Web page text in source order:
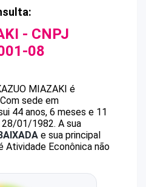
- CNPJ
08
MIAZAKI é
Com sede em
44 anos, 6 meses e 11
28/01/1982. A sua
e sua principal
Atividade Econônica não